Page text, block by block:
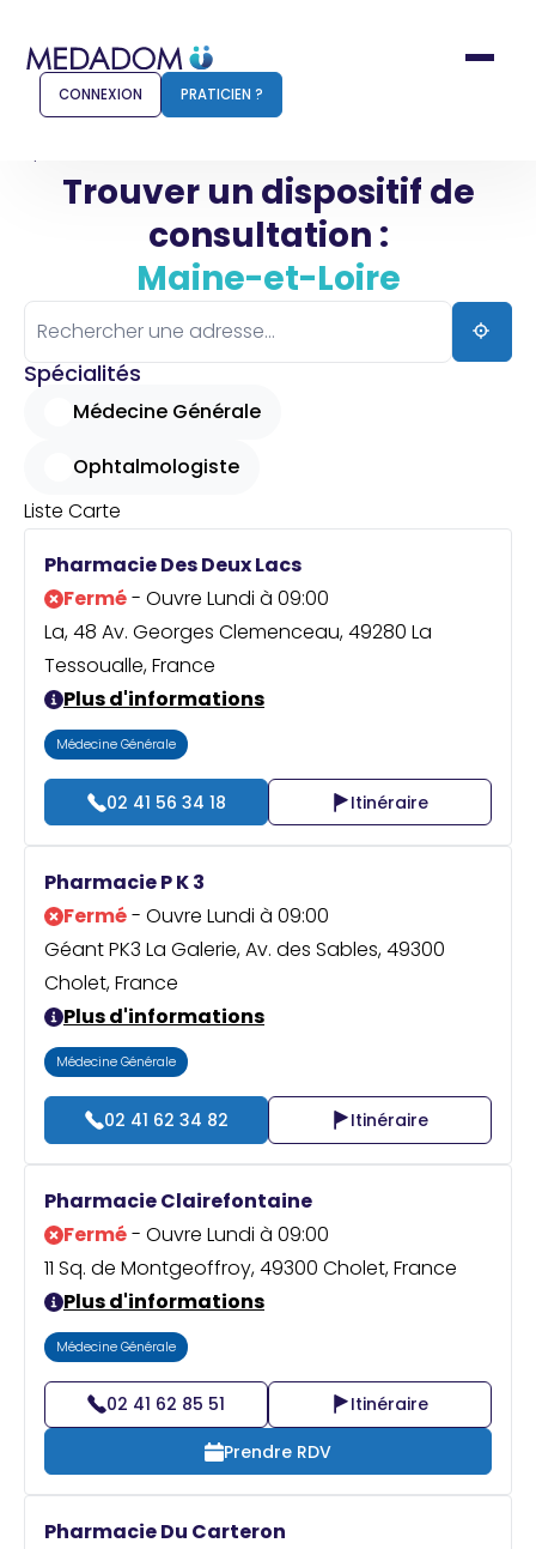
Comment ça marche ?
Pharmacien
Connexion
Praticien ?
CONNEXION PRATICIEN ?
Trouver un dispositif de
consultation :
Maine-et-Loire
Spécialités
Médecine Générale
Ophtalmologiste
Liste Carte
Pharmacie Des Deux Lacs
Fermé- Ouvre Lundi à 09:00
La, 48 Av. Georges Clemenceau, 49280 La
Tessoualle, France
Plus d'informations
Médecine Générale
02 41 56 34 18 Itinéraire
Pharmacie P K 3
Fermé- Ouvre Lundi à 09:00
Géant PK3 La Galerie, Av. des Sables, 49300
Cholet, France
Plus d'informations
Médecine Générale
02 41 62 34 82 Itinéraire
Pharmacie Clairefontaine
Fermé- Ouvre Lundi à 09:00
11 Sq. de Montgeoffroy, 49300 Cholet, France
Plus d'informations
Médecine Générale
02 41 62 85 51
Itinéraire
Prendre RDV
Pharmacie Du Carteron